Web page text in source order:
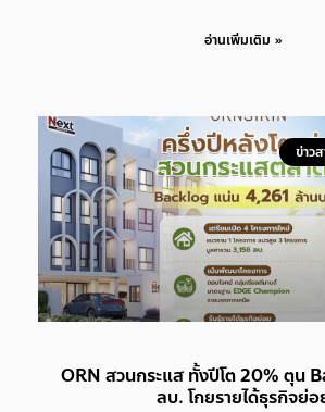
อ่านเพิ่มเติม »
ข่าว
ORN สวนกระแส ทั้งปีโต 20% ตุน
ลบ. โกยรายได้ธุรกิจย่อ